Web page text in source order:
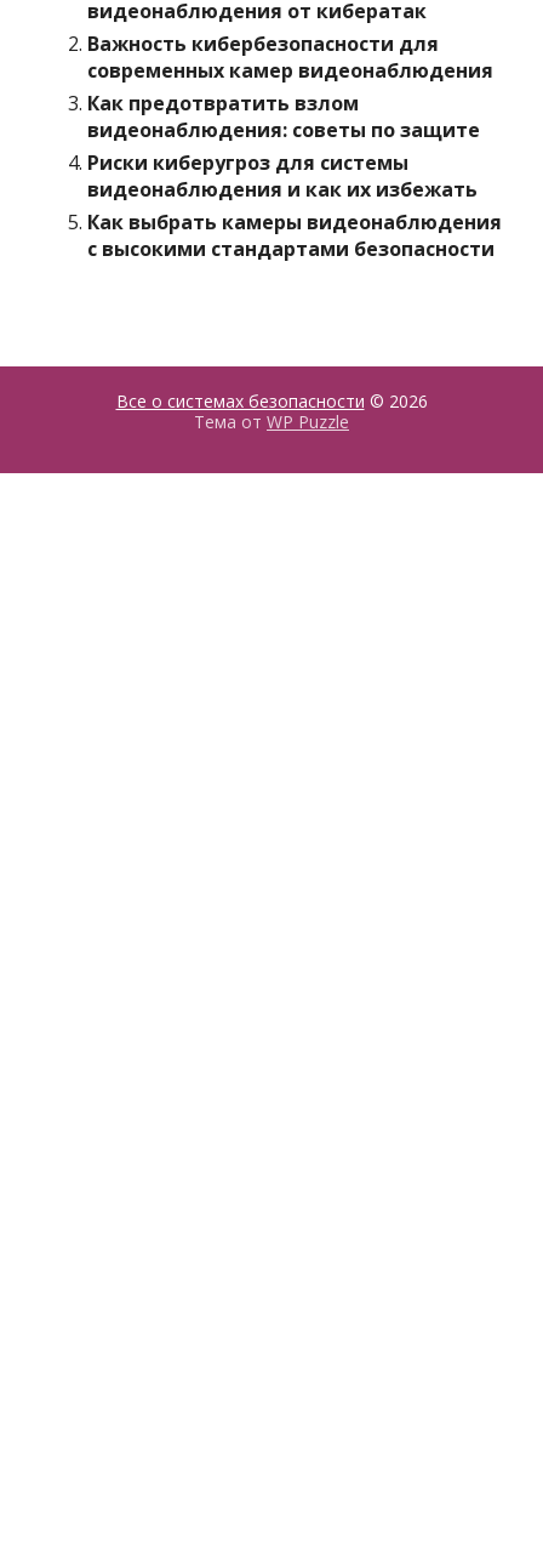
видеонаблюдения от кибератак
Важность кибербезопасности для
современных камер видеонаблюдения
Как предотвратить взлом
видеонаблюдения: советы по защите
Риски киберугроз для системы
видеонаблюдения и как их избежать
Как выбрать камеры видеонаблюдения
с высокими стандартами безопасности
Все о системах безопасности © 2026
Тема от WP Puzzle